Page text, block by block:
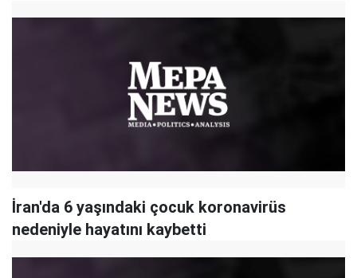
İran'da 6 yaşındaki çocuk koronavirüs
nedeniyle hayatını kaybetti